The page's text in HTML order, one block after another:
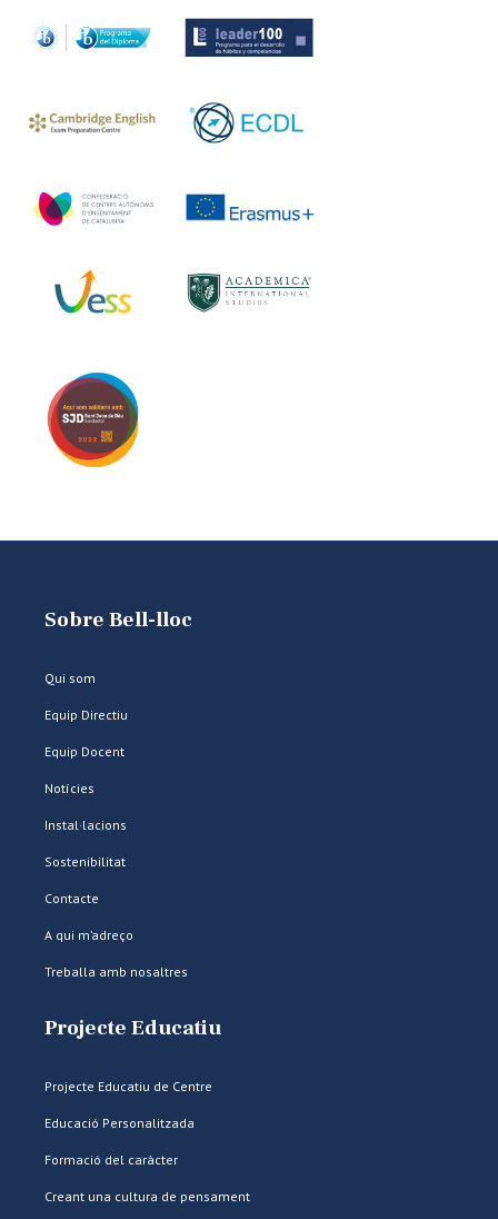
Sobre Bell-lloc
Qui som
Equip Directiu
Equip Docent
Notícies
Instal·lacions
Sostenibilitat
Contacte
A qui m’adreço
Treballa amb nosaltres
Projecte Educatiu
Projecte Educatiu de Centre
Educació Personalitzada
Formació del caràcter
Creant una cultura de pensament